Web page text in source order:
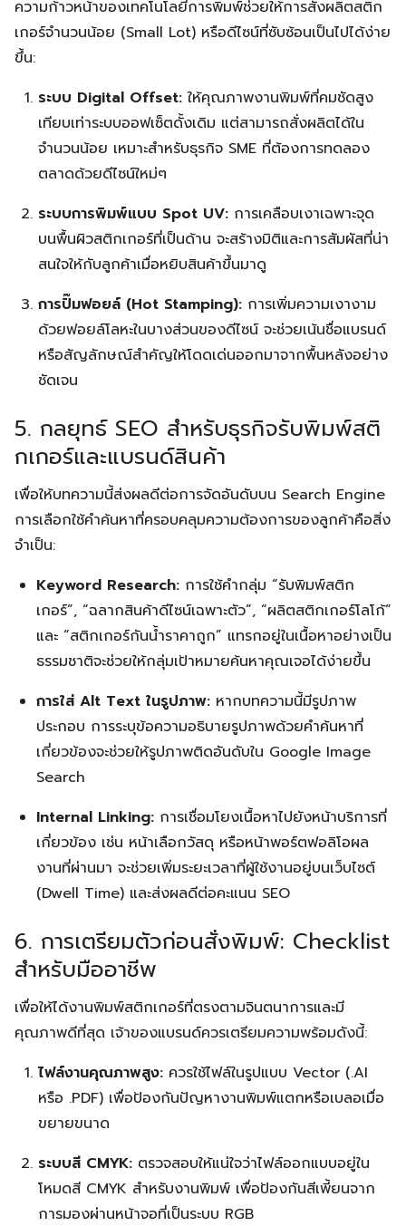
Search
for:
ความก้าวหน้าของเทคโนโลยีการพิมพ์ช่วยให้การสั่งผลิตสติก
เกอร์จำนวนน้อย (Small Lot) หรือดีไซน์ที่ซับซ้อนเป็นไปได้ง่าย
ขึ้น:
ระบบ Digital Offset:ให้คุณภาพงานพิมพ์ที่คมชัดสูง
เทียบเท่าระบบออฟเซ็ตดั้งเดิม แต่สามารถสั่งผลิตได้ใน
จำนวนน้อย เหมาะสำหรับธุรกิจ SME ที่ต้องการทดลอง
ตลาดด้วยดีไซน์ใหม่ๆ
ระบบการพิมพ์แบบ Spot UV:การเคลือบเงาเฉพาะจุด
บนพื้นผิวสติกเกอร์ที่เป็นด้าน จะสร้างมิติและการสัมผัสที่น่า
สนใจให้กับลูกค้าเมื่อหยิบสินค้าขึ้นมาดู
การปั๊มฟอยล์ (Hot Stamping):การเพิ่มความเงางาม
ด้วยฟอยล์โลหะในบางส่วนของดีไซน์ จะช่วยเน้นชื่อแบรนด์
หรือสัญลักษณ์สำคัญให้โดดเด่นออกมาจากพื้นหลังอย่าง
ชัดเจน
5. กลยุทธ์ SEO สำหรับธุรกิจรับพิมพ์สติ
กเกอร์และแบรนด์สินค้า
เพื่อให้บทความนี้ส่งผลดีต่อการจัดอันดับบน Search Engine
การเลือกใช้คำค้นหาที่ครอบคลุมความต้องการของลูกค้าคือสิ่ง
จำเป็น:
Keyword Research: การใช้คำกลุ่ม “รับพิมพ์สติก
เกอร์”, “ฉลากสินค้าดีไซน์เฉพาะตัว”, “ผลิตสติกเกอร์โลโก้”
และ “สติกเกอร์กันน้ำราคาถูก” แทรกอยู่ในเนื้อหาอย่างเป็น
ธรรมชาติจะช่วยให้กลุ่มเป้าหมายค้นหาคุณเจอได้ง่ายขึ้น
การใส่ Alt Text ในรูปภาพ: หากบทความนี้มีรูปภาพ
ประกอบ การระบุข้อความอธิบายรูปภาพด้วยคำค้นหาที่
เกี่ยวข้องจะช่วยให้รูปภาพติดอันดับใน Google Image
Search
Internal Linking: การเชื่อมโยงเนื้อหาไปยังหน้าบริการที่
เกี่ยวข้อง เช่น หน้าเลือกวัสดุ หรือหน้าพอร์ตฟอลิโอผล
งานที่ผ่านมา จะช่วยเพิ่มระยะเวลาที่ผู้ใช้งานอยู่บนเว็บไซต์
(Dwell Time) และส่งผลดีต่อคะแนน SEO
6. การเตรียมตัวก่อนสั่งพิมพ์: Checklist
สำหรับมืออาชีพ
เพื่อให้ได้งานพิมพ์สติกเกอร์ที่ตรงตามจินตนาการและมี
คุณภาพดีที่สุด เจ้าของแบรนด์ควรเตรียมความพร้อมดังนี้:
ไฟล์งานคุณภาพสูง:ควรใช้ไฟล์ในรูปแบบ Vector (.AI
หรือ .PDF) เพื่อป้องกันปัญหางานพิมพ์แตกหรือเบลอเมื่อ
ขยายขนาด
ระบบสี CMYK:ตรวจสอบให้แน่ใจว่าไฟล์ออกแบบอยู่ใน
โหมดสี CMYK สำหรับงานพิมพ์ เพื่อป้องกันสีเพี้ยนจาก
การมองผ่านหน้าจอที่เป็นระบบ RGB